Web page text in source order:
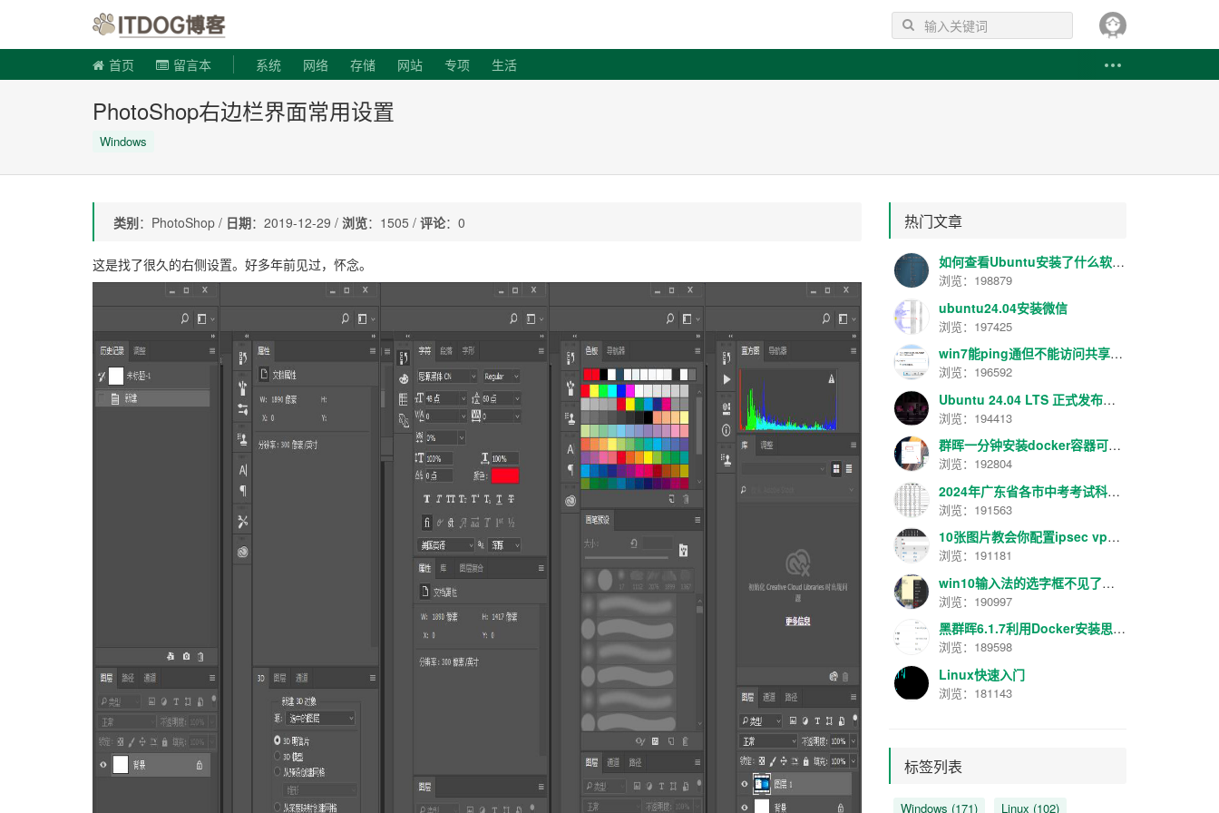
首页 留言本 系统 网络 存储 网站 专项 生活
PhotoShop右边栏界面常用设置
Windows
类别：PhotoShop / 日期：2019-12-29 / 浏览：1505 / 评论：0
这是找了很久的右侧设置。好多年前见过，怀念。
热门文章
如何查看Ubuntu安装了什么软件 如何卸载已安装的软件
浏览：198879
ubuntu24.04安装微信
浏览：197425
win7能ping通但不能访问共享解决方法
浏览：196592
Ubuntu 24.04 LTS 正式发布！代号 “Noble Numbat”，性能提升明显
浏览：194413
群晖一分钟安装docker容器可视化管理面板工具Portainer最新汉化版V2.16.2
浏览：192804
2024年广东省各市中考考试科目分数规定
浏览：191563
10张图片教会你配置ipsec vpn【转】
浏览：191181
win10输入法的选字框不见了解决方法
浏览：190997
黑群晖6.1.7利用Docker安装思源笔记服务器
浏览：189598
Linux快速入门
浏览：181143
标签列表
Windows (171) Linux (102)